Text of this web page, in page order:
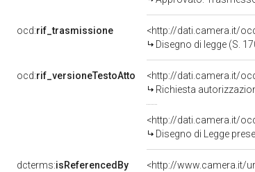
ocd:rif_trasmissione
<http://dati.camera.it/
Disegno di legge (S.
ocd:rif_versioneTestoAtto
<http://dati.camera.it/
Richiesta
<http://dati.camera.it/
Disegno di Legge
dcterms:isReferencedBy <http://www.camera.it/